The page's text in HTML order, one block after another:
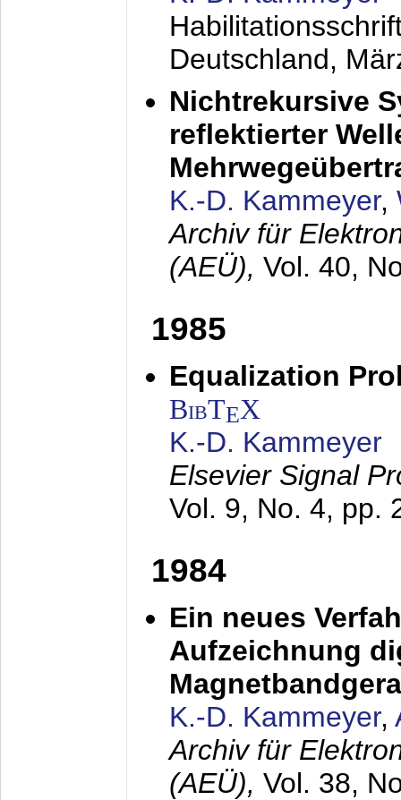
Deutschland,
Nichtrekursive
reflektierter
K.-D. Kammeyer,
Archiv für
(AEÜ), Vol. 40,
1985
Equalization
BibTEX
K.-D. Kammeyer
Elsevier Signal
Vol. 9, No. 4, pp.
1984
Ein neues
Aufzeichnung
K.-D. Kammeyer,
Archiv für
(AEÜ), Vol. 38,